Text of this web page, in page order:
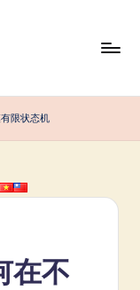
限状态机
在不